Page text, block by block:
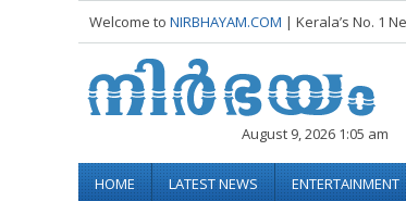
Welcome to NIRBHAYAM.COM | Kerala’s No. 1
August 9, 2026 1:05 am
HOME LATEST NEWS ENTERTAINMENT